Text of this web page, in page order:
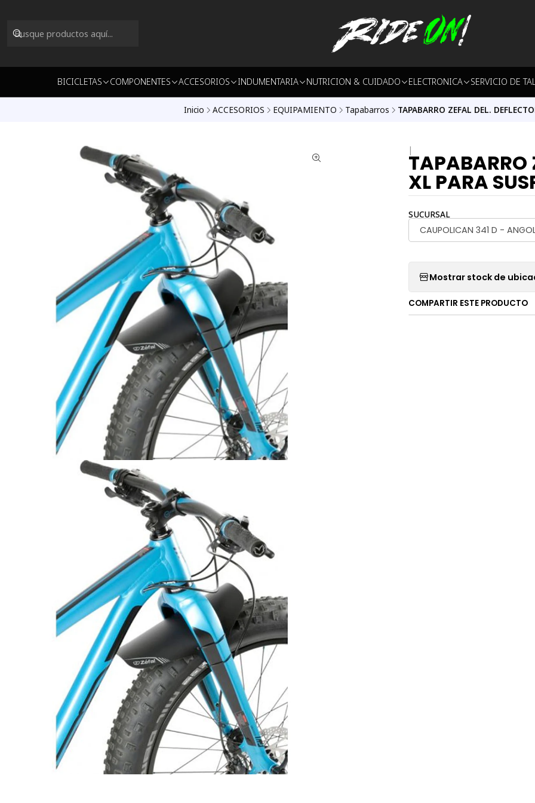
BICICLETAS COMPONENTES ACCESORIOS INDUMENTARIA NUTRICION & CUIDADO ELECTRONICA SERVICIO DE
Inicio ACCESORIOS EQUIPAMIENTO Tapabarros TAPABARRO ZEFAL DEL.
|
TAPABARRO
XL PARA
SUCURSAL
CAUPOLICAN 341 D -
Mostrar stock de
COMPARTIR ESTE PRODUCTO